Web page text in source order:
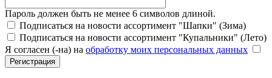
Пароль должен быть не менее 6 символов длиной.
Подписаться на новости ассортимент "Шапки" (Зима)
Подписаться на новости ассортимент "Купальники" (Лето)
Я согласен (-на) на обработку моих персональных данных